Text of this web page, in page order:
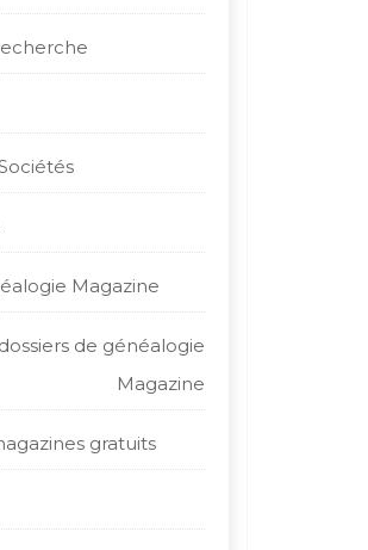
Magazine
de généalogie
Magazine
gratuits